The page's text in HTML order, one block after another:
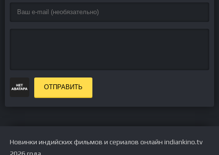
ОТПРАВИТЬ
Новинки индийских фильмов и сериалов онлайн indiankino.tv